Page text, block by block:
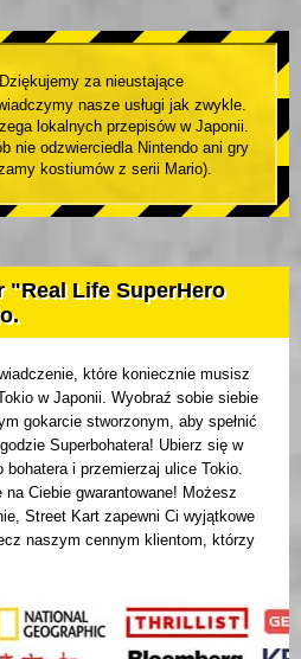
Dziękujemy za nieustające
nasze usługi jak zwykle.
lokalnych przepisów w Japonii.
nie odzwierciedla Nintendo ani gry
kostiumów z serii Mario).
"Real Life SuperHero
które koniecznie musisz
w Japonii. Wyobraź sobie siebie
gokarcie stworzonym, aby spełnić
Superbohatera! Ubierz się w
bohatera i przemierzaj ulice Tokio.
Ciebie gwarantowane! Możesz
Street Kart zapewni Ci wyjątkowe
naszym cennym klientom, którzy